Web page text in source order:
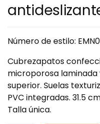
Número de estilo:
Cubrezapatos
microporosa
superior. Suelas
PVC integradas. 31.5
Talla única.